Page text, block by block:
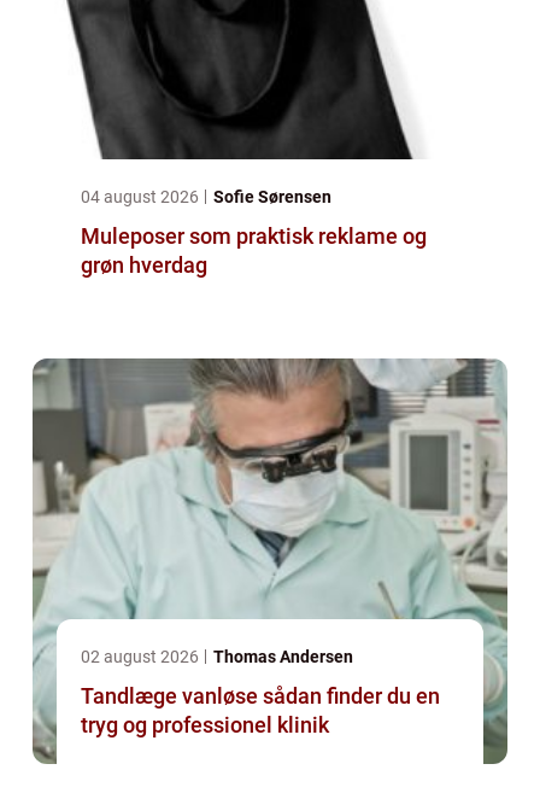
04 august 2026 Sofie Sørensen
Muleposer som praktisk reklame og
grøn hverdag
02 august 2026 Thomas Andersen
Tandlæge vanløse sådan finder du en
tryg og professionel klinik